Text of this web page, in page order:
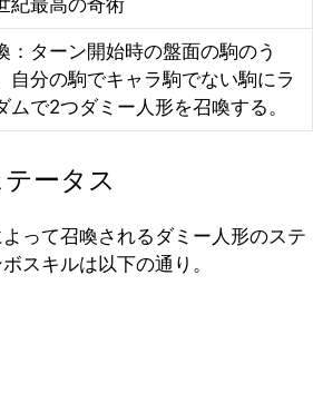
紀最高の奇術
：ターン開始時の盤面の駒のう
自分の駒でキャラ駒でない駒にラ
ムで2つダミー人形を召喚する。
ータス
って召喚されるダミー人形のステ
スキルは以下の通り。